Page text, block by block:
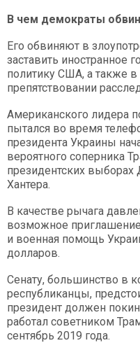
В чем демократы
Его обвиняют в
заставить иностранное
политику США, а также
препятствовании
Американского лидера
пытался во время
президента Украины
вероятного соперника
президентских
Хантера.
В качестве рычага
возможное
и военная помощь
долларов.
Сенату, большинство в
республиканцы,
президент должен
работал советником
сентябрь 2019 года.